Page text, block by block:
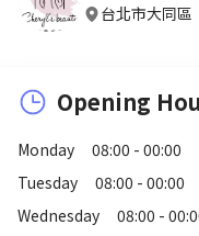
台北市大同區
Opening
Monday
08:00 - 00:00
Tuesday
08:00 - 00:00
Wednesday
08:00 -